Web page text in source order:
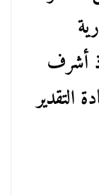
أشرف
التقدير